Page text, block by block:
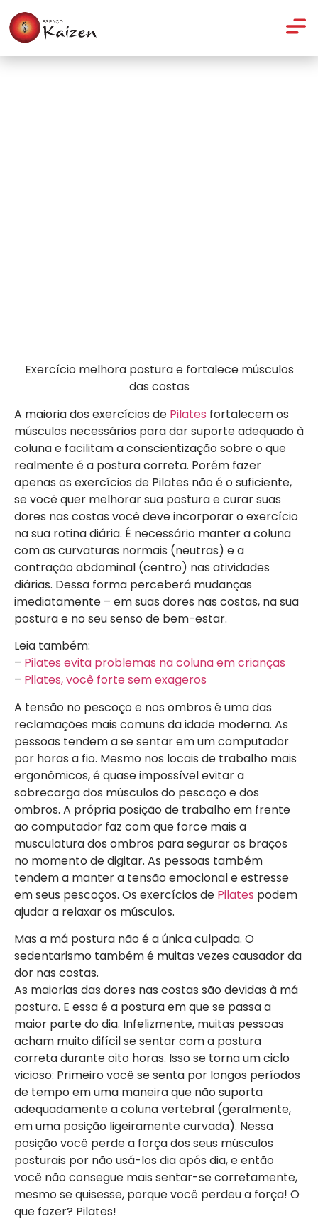
Exercício melhora postura e fortalece músculos
das costas
A maioria dos exercícios de Pilates fortalecem os
músculos necessários para dar suporte adequado à
coluna e facilitam a conscientização sobre o que
realmente é a postura correta. Porém fazer
apenas os exercícios de Pilates não é o suficiente,
se você quer melhorar sua postura e curar suas
dores nas costas você deve incorporar o exercício
na sua rotina diária. É necessário manter a coluna
com as curvaturas normais (neutras) e a
contração abdominal (centro) nas atividades
diárias. Dessa forma perceberá mudanças
imediatamente – em suas dores nas costas, na sua
postura e no seu senso de bem-estar.
Leia também:
– Pilates evita problemas na coluna em crianças
– Pilates, você forte sem exageros
A tensão no pescoço e nos ombros é uma das
reclamações mais comuns da idade moderna. As
pessoas tendem a se sentar em um computador
por horas a fio. Mesmo nos locais de trabalho mais
ergonômicos, é quase impossível evitar a
sobrecarga dos músculos do pescoço e dos
ombros. A própria posição de trabalho em frente
ao computador faz com que force mais a
musculatura dos ombros para segurar os braços
no momento de digitar. As pessoas também
tendem a manter a tensão emocional e estresse
em seus pescoços. Os exercícios de Pilates podem
ajudar a relaxar os músculos.
Mas a má postura não é a única culpada. O
sedentarismo também é muitas vezes causador da
dor nas costas.
As maiorias das dores nas costas são devidas à má
postura. E essa é a postura em que se passa a
maior parte do dia. Infelizmente, muitas pessoas
acham muito difícil se sentar com a postura
correta durante oito horas. Isso se torna um ciclo
vicioso: Primeiro você se senta por longos períodos
de tempo em uma maneira que não suporta
adequadamente a coluna vertebral (geralmente,
em uma posição ligeiramente curvada). Nessa
posição você perde a força dos seus músculos
posturais por não usá-los dia após dia, e então
você não consegue mais sentar-se corretamente,
mesmo se quisesse, porque você perdeu a força! O
que fazer? Pilates!